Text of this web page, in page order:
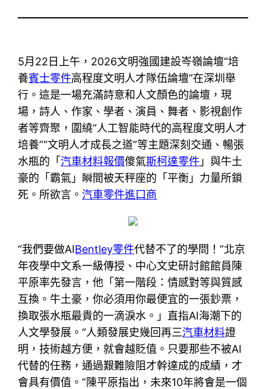
5月22日上午，2026文明強國建設岑嶺論壇“培
養賓士零件高程度文明人才隊伍論壇”在深圳舉
行。這是一場充滿詩意和人文顏色的論壇，現
場，詩人、作家、學者、演員、舞者、影視創作
者等齊聚，圍繞“人工智能時代的高程度文明人才
培養”“文明人才成長之道”等主題深刻交通、暢張
水瓶的「汽車材料報價傻氣斯柯達零件 」與牛土
豪的「霸氣」瞬間被天秤座的「平衡」力量所鎖
死。所欲言。汽車零件進口商
“我們要做AIBentley零件代替不了的學問！”北京
年夜學中文系一級傳授、中心文史研討館館員陳
平原率先發言，他「第一階段：情感對等與質感
互換。牛土豪，你必須用你最便宜的一張鈔票，
換取張水瓶最貴的一滴淚水。」直指AI海潮下的
人文學發展。“人類發展史幾回再三汽車材料證
明，技術越方便，就會越貶值。只要那些不被AI
代替的任務，通過艱難險阻才幹達成的成績，才
會具有價值。”陳平原指出，未來10年將會是一個